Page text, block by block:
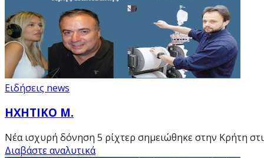
Ειδήσεις news
ΗΧΗΤΙΚΟ Μ.
Νέα ισχυρή δόνηση 5 ρίχτερ σημειώθηκε στην Κρήτη
Διαβάστε αναλυτικά